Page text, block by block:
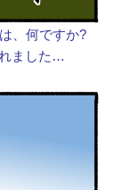
、何ですか?
ました…